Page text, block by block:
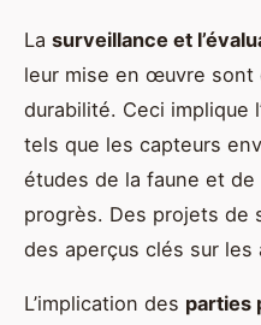
La surveillance et
leur mise en œuvre sont
durabilité. Ceci implique
tels que les capteurs
études de la faune et
progrès. Des projets de
des aperçus clés sur
L’implication des parties